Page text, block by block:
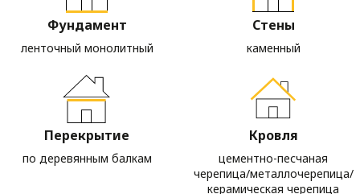
Фундамент
ленточный монолитный
Стены
каменный
Перекрытие
по деревянным балкам
Кровля
цементно-песчаная
черепица/металлочерепица/
керамическая черепица